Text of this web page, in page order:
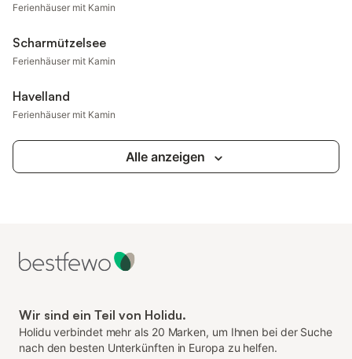
Ferienhäuser mit Kamin
Scharmützelsee
Ferienhäuser mit Kamin
Havelland
Ferienhäuser mit Kamin
Alle anzeigen
Wir sind ein Teil von Holidu.
Holidu verbindet mehr als 20 Marken, um Ihnen bei der Suche
nach den besten Unterkünften in Europa zu helfen.